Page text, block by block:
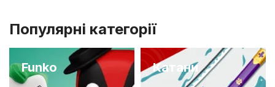
Популярні категорії
Funko Катани